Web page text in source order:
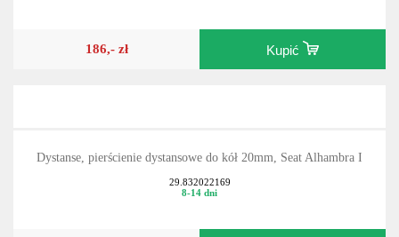
186,- zł Kupić
Dystanse, pierścienie dystansowe do kół 20mm, Seat Alhambra I
29.832022169
8-14 dni